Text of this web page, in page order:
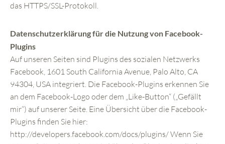
das HTTPS/SSL-Protokoll.
Datenschutzerklärung für die Nutzung von Facebook-
Plugins
Auf unseren Seiten sind Plugins des sozialen Netzwerks
Facebook, 1601 South California Avenue, Palo Alto, CA
94304, USA integriert. Die Facebook-Plugins erkennen Sie
an dem Facebook-Logo oder dem „Like-Button“ („Gefällt
mir“) auf unserer Seite. Eine Übersicht über die Facebook-
Plugins finden Sie hier:
http://developers.facebook.com/docs/plugins/ Wenn Sie